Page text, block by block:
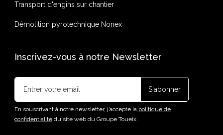
Transport d'engins sur chantier
Démolition pyrotechnique Nonex
Inscrivez-vous à notre Newsletter
En souscrivant à notre newsletter, j’accepte lapolitique de
confidentialitédu site web du Groupe Toueix.